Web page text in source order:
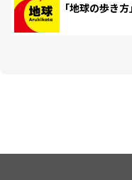
「地球の歩き